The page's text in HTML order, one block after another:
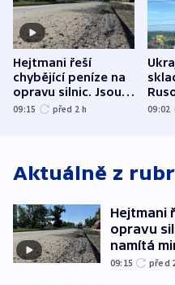
Hejtmani řeší
chybějící peníze na
opravu silnic. Jsou
nenárokové, namítá
09:15 před 2 h
trh,
09:02
Aktuálně z
Hejtmani
opravu
namítá
09:15 před